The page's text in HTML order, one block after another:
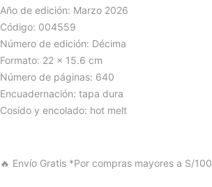
Año de edición: Marzo 2026
Código: 004559
Número de edición: Décima
Formato: 22 x 15.6 cm
Número de páginas: 640
Encuadernación: tapa dura
Cosido y encolado: hot melt
🔥 Envío Gratis *Por compras mayores a S/100